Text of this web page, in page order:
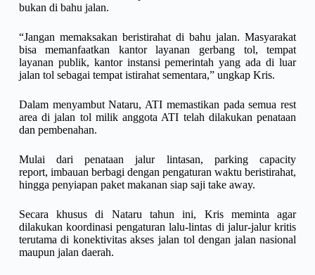
bukan di bahu jalan.
“Jangan memaksakan beristirahat di bahu jalan. Masyarakat
bisa memanfaatkan kantor layanan gerbang tol, tempat
layanan publik, kantor instansi pemerintah yang ada di luar
jalan tol sebagai tempat istirahat sementara,” ungkap Kris.
Dalam menyambut Nataru, ATI memastikan pada semua rest
area di jalan tol milik anggota ATI telah dilakukan penataan
dan pembenahan.
Mulai dari penataan jalur lintasan, parking capacity
report, imbauan berbagi dengan pengaturan waktu beristirahat,
hingga penyiapan paket makanan siap saji take away.
Secara khusus di Nataru tahun ini, Kris meminta agar
dilakukan koordinasi pengaturan lalu-lintas di jalur-jalur kritis
terutama di konektivitas akses jalan tol dengan jalan nasional
maupun jalan daerah.